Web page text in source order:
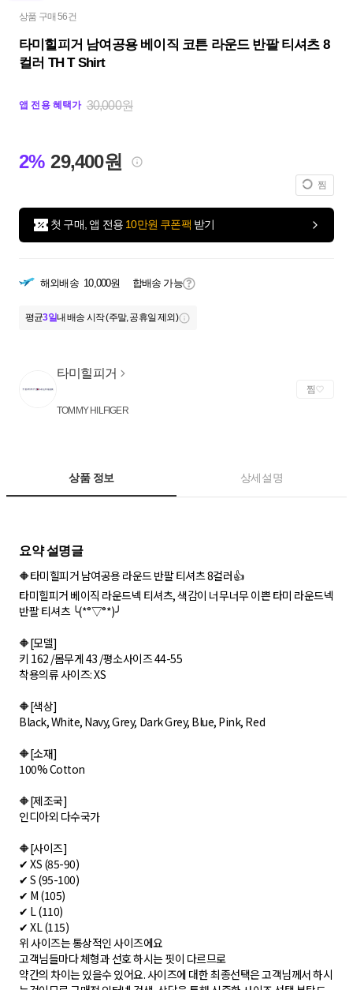
상품 구매 56건
타미힐피거 남여공용 베이직 코튼 라운드 반팔 티셔츠 8
컬러 TH T Shirt
앱 전용 혜택가 30,000원
2% 29,400원
찜
첫 구매, 앱 전용 10만원 쿠폰팩 받기
해외배송 10,000원 합배송 가능
평균3일내 배송 시작 (주말, 공휴일 제외)
타미힐피거
TOMMY HILFIGER
찜
상품 정보 상세설명
요약 설명글
🔶타미힐피거 남여공용 라운드 반팔 티셔츠 8컬러👍
타미힐피거 베이직 라운드넥 티셔츠, 색감이 너무너무 이쁜 타미 라운드넥
반팔 티셔츠 ╰(*°▽°*)╯
🔶[모델]
키 162 /몸무게 43 /평소사이즈 44-55
착용의류 사이즈: XS
🔶[색상]
Black, White, Navy, Grey, Dark Grey, Blue, Pink, Red
🔶[소재]
100% Cotton
🔶[제조국]
인디아외 다수국가
🔶[사이즈]
✔ XS (85-90)
✔ S (95-100)
✔ M (105)
✔ L (110)
✔ XL (115)
위 사이즈는 통상적인 사이즈에요
고객님들마다 체형과 선호 하시는 핏이 다르므로
약간의 차이는 있을수 있어요. 사이즈에 대한 최종선택은 고객님께서 하시